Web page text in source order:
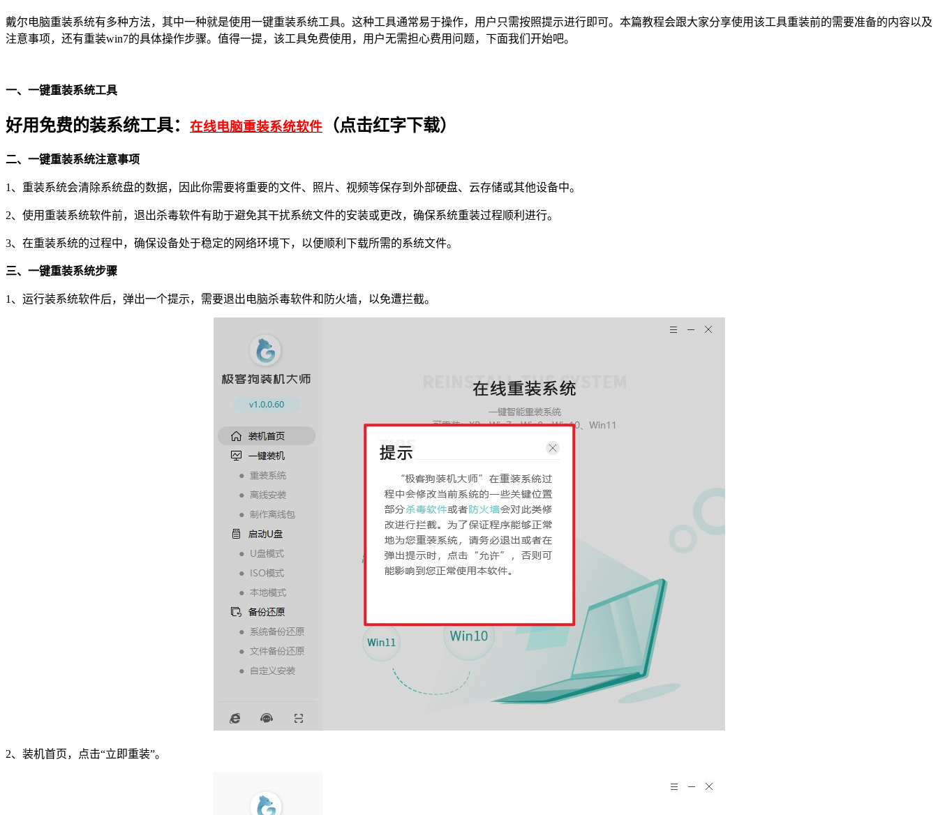
戴尔电脑重装系统有多种方法，其中一种就是使用一键重装系统工具。这种工具通常易于操作，用户只需按照提示进行即可。本篇教程会跟大家分享使用该工具重装前的需要准备的内容以及
注意事项，还有重装win7的具体操作步骤。值得一提，该工具免费使用，用户无需担心费用问题，下面我们开始吧。
一、一键重装系统工具
好用免费的装系统工具： 在线电脑重装系统软件 （点击红字下载）
二、一键重装系统注意事项
1 、重装系统会清除系统盘的数据，因此你需要将重要的文件、照片、视频等保存到外部硬盘、云存储或其他设备中。
2、使用重装系统软件前，退出杀毒软件有助于避免其干扰系统文件的安装或更改，确保系统重装过程顺利进行。
3、在重装系统的过程中，确保设备处于稳定的网络环境下，以便顺利下载所需的系统文件。
三、一键重装系统步骤
1 、运行装系统软件后，弹出一个提示，需要退出电脑杀毒软件和防火墙，以免遭拦截。
2、装机首页，点击“立即重装”。